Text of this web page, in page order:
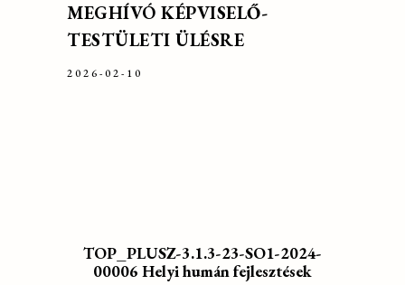
MEGHÍVÓ KÉPVISELŐ-
TESTÜLETI ÜLÉSRE
2026-02-10
TOP_PLUSZ-3.1.3-23-SO1-2024-
00006 Helyi humán fejlesztések